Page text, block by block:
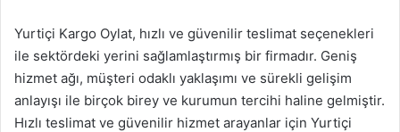
Yurtiçi Kargo Oylat, hızlı ve güvenilir teslimat seçenekleri
ile sektördeki yerini sağlamlaştırmış bir firmadır. Geniş
hizmet ağı, müşteri odaklı yaklaşımı ve sürekli gelişim
anlayışı ile birçok birey ve kurumun tercihi haline gelmiştir.
Hızlı teslimat ve güvenilir hizmet arayanlar için Yurtiçi